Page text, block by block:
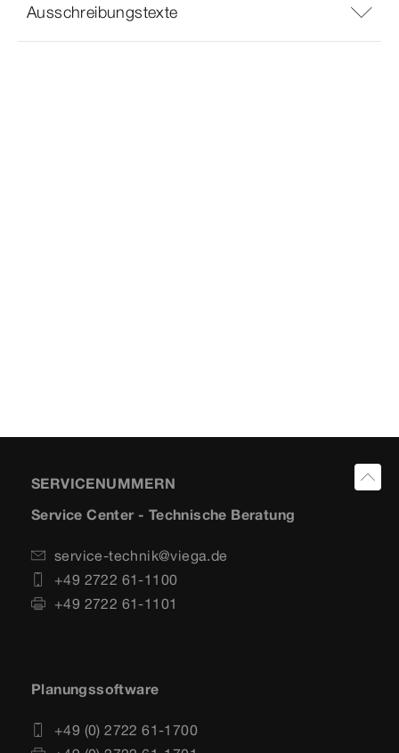
Ausschreibungstexte
SERVICENUMMERN
Service Center - Technische Beratung
service-technik@viega.de
+49 2722 61-1100
+49 2722 61-1101
Planungssoftware
+49 (0) 2722 61-1700